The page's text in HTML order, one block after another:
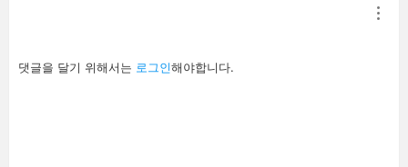
답
글
댓글을 달기 위해서는 로그인해야합니다.